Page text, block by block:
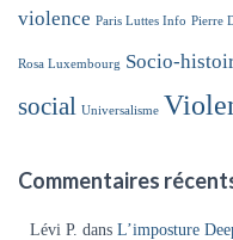
violence Paris Luttes Info Pierre
Rosa Luxembourg Socio-
social Universalisme
Commentaires
Lévi P. dans L’imposture